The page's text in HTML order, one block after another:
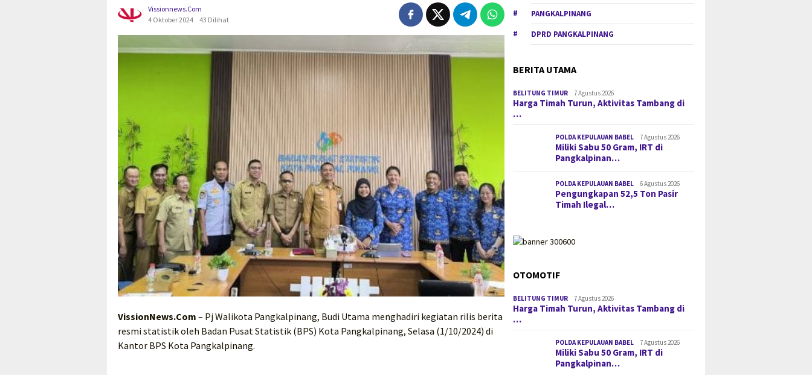
Vissionnews.com
4 Oktober 2024
43 Dilihat
VissionNews.Com – Pj Walikota Pangkalpinang, Budi Utama menghadiri kegiatan rilis berita
resmi statistik oleh Badan Pusat Statistik (BPS) Kota Pangkalpinang, Selasa (1/10/2024) di
Kantor BPS Kota Pangkalpinang.
PANGKALPINANG
DPRD PANGKALPINANG
BERITA UTAMA
BELITUNG TIMUR 7 Agustus 2026
Harga Timah Turun, Aktivitas Tambang di
…
POLDA KEPULAUAN BABEL 7 Agustus 2026
Miliki Sabu 50 Gram, IRT di
Pangkalpinan…
POLDA KEPULAUAN BABEL 6 Agustus 2026
Pengungkapan 52,5 Ton Pasir
Timah Ilegal…
OTOMOTIF
BELITUNG TIMUR 7 Agustus 2026
Harga Timah Turun, Aktivitas Tambang di
…
POLDA KEPULAUAN BABEL 7 Agustus 2026
Miliki Sabu 50 Gram, IRT di
Pangkalpinan…